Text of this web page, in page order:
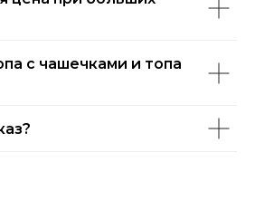
с чашечками и топа